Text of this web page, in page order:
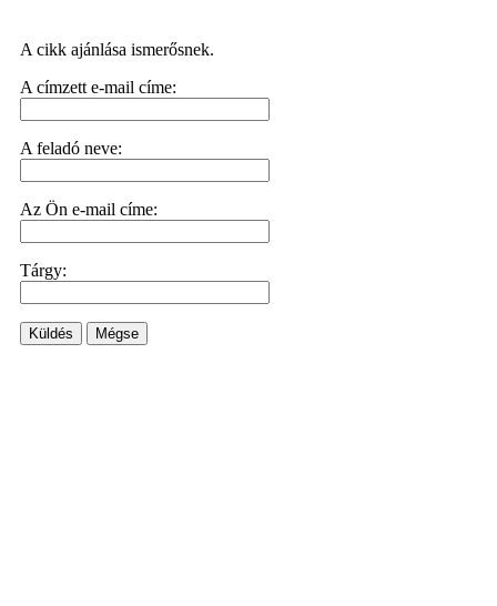
A cikk ajánlása ismerősnek.
A címzett e-mail címe:
A feladó neve:
Az Ön e-mail címe:
Tárgy:
Küldés Mégse